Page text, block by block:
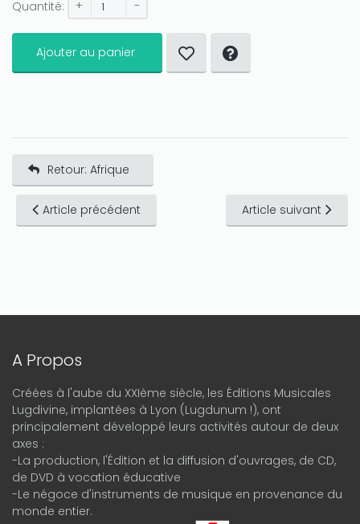
Quantité:
+ -
Ajouter au panier
Retour: Afrique
Article précédent Article suivant
A Propos
Créées à l'aube du XXIème siècle, les Éditions Musicales
Lugdivine, implantées à Lyon (Lugdunum !), ont
principalement développé leurs activités autour de deux
axes :
-La production, l'Édition et la diffusion d'ouvrages, de CD,
de DVD à vocation éducative
-Le négoce d'instruments de musique en provenance du
monde entier.